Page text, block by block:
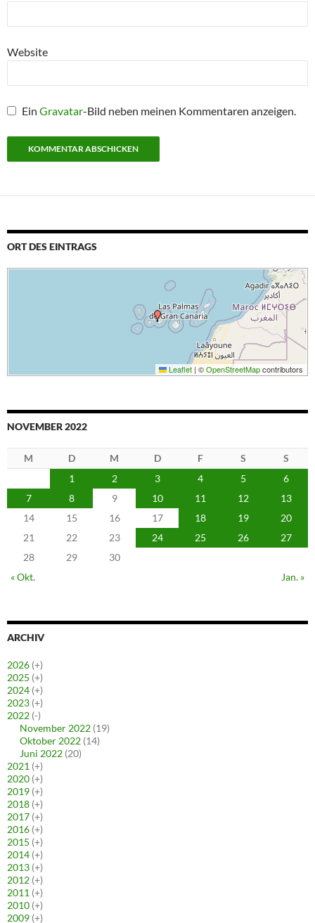
Website
EinGravatar-Bild neben meinen Kommentaren anzeigen.
ORT DES EINTRAGS
Leaflet | ©OpenStreetMapcontributors
NOVEMBER 2022
M D M D F S
S
1
2 3 4 5
6
7
8 9 10 11 12
13
14
15 16 17 18 19
20
21
22 23 24 25 26
27
28
29
30
« Okt.
Jan. »
ARCHIV
2026 (+)
2025 (+)
2024 (+)
2023 (+)
2022 (-)
November 2022 (19)
Oktober 2022 (14)
Juni 2022 (20)
2021 (+)
2020 (+)
2019 (+)
2018 (+)
2017 (+)
2016 (+)
2015 (+)
2014 (+)
2013 (+)
2012 (+)
2011 (+)
2010 (+)
2009 (+)